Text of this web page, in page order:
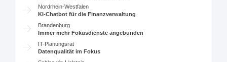
Nordrhein-Westfalen
KI-Chatbot für die Finanzverwaltung
Brandenburg
Immer mehr Fokusdienste angebunden
IT-Planungsrat
Datenqualität im Fokus